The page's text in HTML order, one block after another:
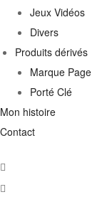
Jeux Vidéos
Divers
Produits dérivés
Marque Page
Porté Clé
Mon histoire
Contact